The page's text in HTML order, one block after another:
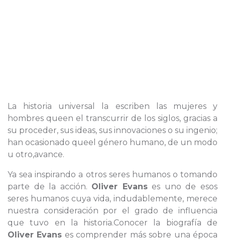
La historia universal la escriben las mujeres y
hombres queen el transcurrir de los siglos, gracias a
su proceder, sus ideas, sus innovaciones o su ingenio;
han ocasionado queel género humano, de un modo
u otro,avance.
Ya sea inspirando a otros seres humanos o tomando
parte de la acción. Oliver Evanses uno de esos
seres humanos cuya vida, indudablemente, merece
nuestra consideración por el grado de influencia
que tuvo en la historia.Conocer la biografía de
Oliver Evans es comprender más sobre una época